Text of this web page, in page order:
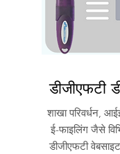
डीजीएफटी
शाखा परिवर्धन,
ई-फाइलिंग जैसे
डीजीएफटी